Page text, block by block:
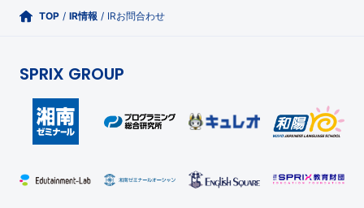
TOP / IR情報 / IRお問合わせ
SPRIX GROUP